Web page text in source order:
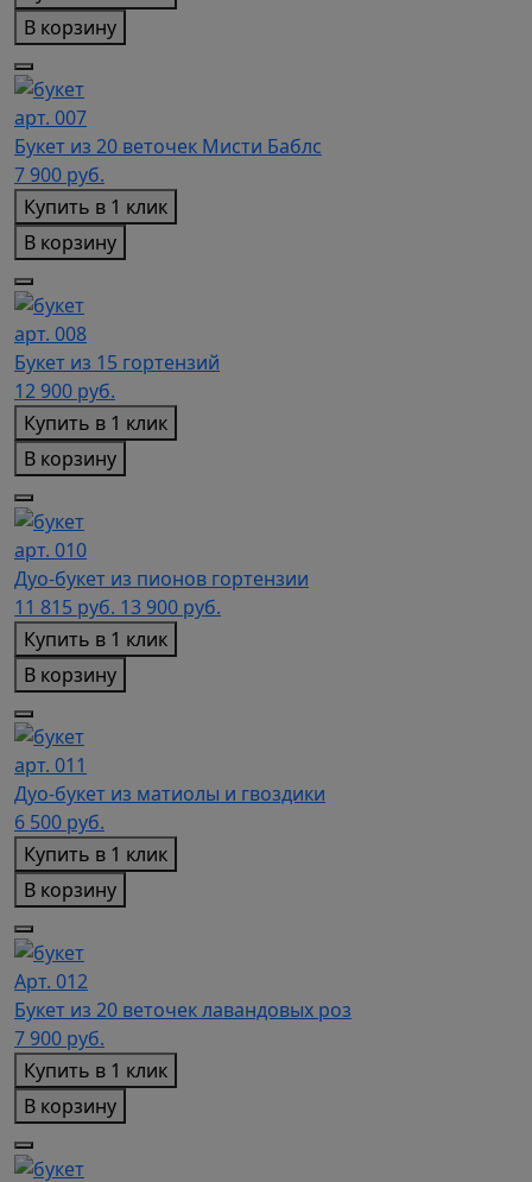
В корзину
арт. 007
Букет из 20 веточек Мисти Баблс
7 900 руб.
Купить в 1 клик
В корзину
арт. 008
Букет из 15 гортензий
12 900 руб.
Купить в 1 клик
В корзину
арт. 010
Дуо-букет из пионов гортензии
11 815 руб. 13 900 руб.
Купить в 1 клик
В корзину
арт. 011
Дуо-букет из матиолы и гвоздики
6 500 руб.
Купить в 1 клик
В корзину
Арт. 012
Букет из 20 веточек лавандовых роз
7 900 руб.
Купить в 1 клик
В корзину